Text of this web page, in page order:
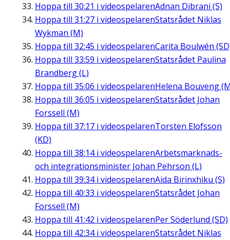
Hoppa till 30:21 i videospelarenAdnan Dibrani (S)
Hoppa till 31:27 i videospelarenStatsrådet Niklas
Wykman (M)
Hoppa till 32:45 i videospelarenCarita Boulwén
Hoppa till 33:59 i videospelarenStatsrådet Paulina
Brandberg (L)
Hoppa till 35:06 i videospelarenHelena Bouveng
Hoppa till 36:05 i videospelarenStatsrådet Johan
Forssell (M)
Hoppa till 37:17 i videospelarenTorsten Elofsson
(KD)
Hoppa till 38:14i videospelarenArbetsmarknads-
och integrationsminister Johan Pehrson (L)
Hoppa till 39:34i videospelarenAida Birinxhiku (S)
Hoppa till 40:33 i videospelarenStatsrådet Johan
Forssell (M)
Hoppa till 41:42 i videospelarenPer Söderlund (SD)
Hoppa till 42:34i videospelarenStatsrådet Niklas